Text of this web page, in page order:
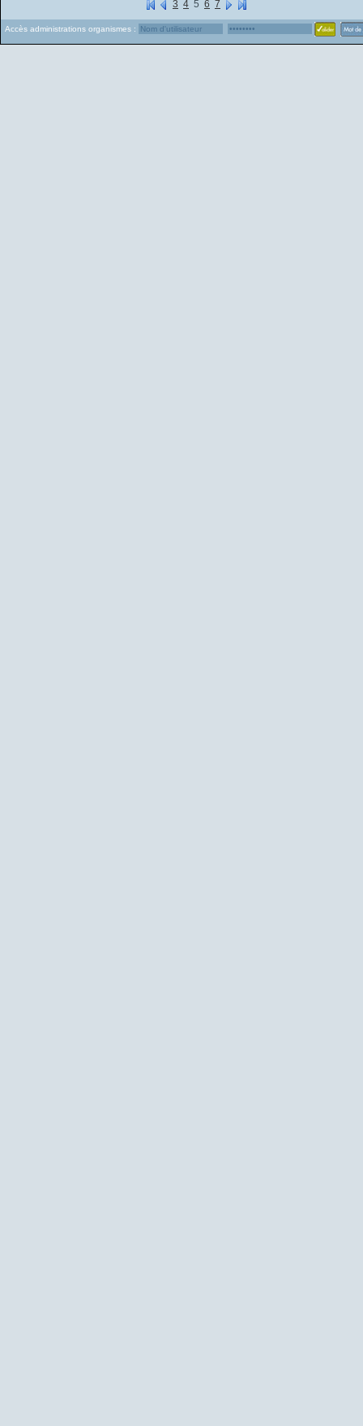
3 4 5 6 7
Accès administrations organismes :